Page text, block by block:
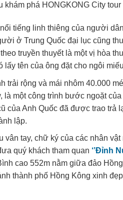
phá HONGKONG City tour
tiếng linh thiêng của người dân
ở Trung Quốc đại lục cũng
truyền thuyết là một vị hòa
lấy tên của ông đặt cho ngôi
trải rộng và mái nhôm 40.000
là một công trình bước ngoặt của
của Anh Quốc đã được trao trả
lập.
vân tay, chữ ký của các nhân vật
quý khách tham quan ‘’Đỉnh
cao 552m nằm giữa đảo
thành phố Hồng Kông xinh